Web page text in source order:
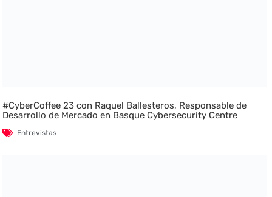
#CyberCoffee 23 con Raquel Ballesteros, Responsable de
Desarrollo de Mercado en Basque Cybersecurity Centre
Entrevistas